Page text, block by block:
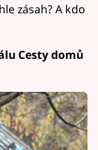
zásah? A kdo
Cesty domů